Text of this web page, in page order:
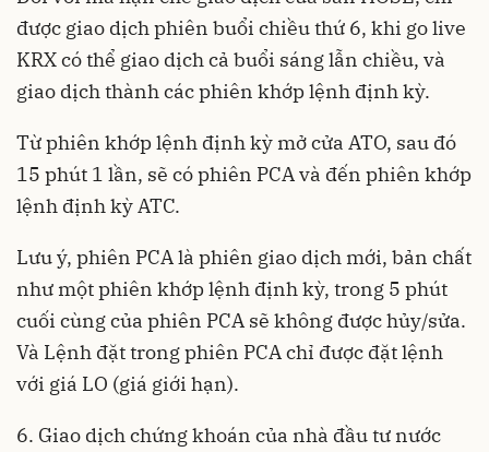
được giao dịch phiên buổi chiều thứ 6, khi go live
KRX có thể giao dịch cả buổi sáng lẫn chiều, và
giao dịch thành các phiên khớp lệnh định kỳ.
Từ phiên khớp lệnh định kỳ mở cửa ATO, sau đó
15 phút 1 lần, sẽ có phiên PCA và đến phiên khớp
lệnh định kỳ ATC.
Lưu ý, phiên PCA là phiên giao dịch mới, bản chất
như một phiên khớp lệnh định kỳ, trong 5 phút
cuối cùng của phiên PCA sẽ không được hủy/sửa.
Và Lệnh đặt trong phiên PCA chỉ được đặt lệnh
với giá LO (giá giới hạn).
6. Giao dịch chứng khoán của nhà đầu tư nước